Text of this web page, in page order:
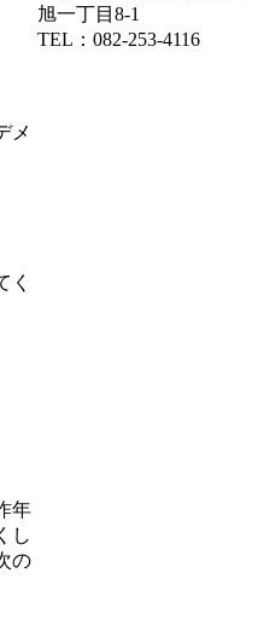
メ
く
年
し
の
旭一丁目8-1
TEL：082-253-4116